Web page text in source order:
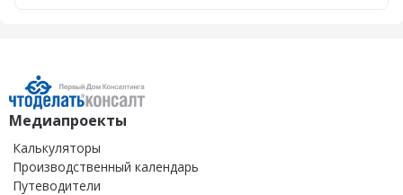
Медиапроекты
Калькуляторы
Производственный календарь
Путеводители